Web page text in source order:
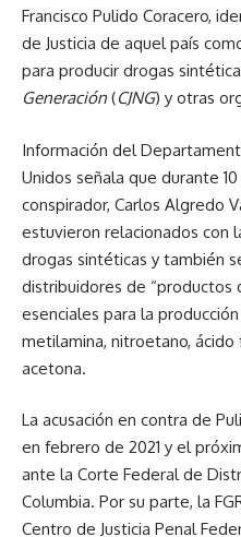
Francisco Pulido Coracero,
de Justicia de aquel país
para producir drogas
Generación (CJNG) y otras
Información del
Unidos señala que durante
conspirador, Carlos Algredo
estuvieron relacionados con
drogas sintéticas y también
distribuidores de “productos
esenciales para la
metilamina, nitroetano,
acetona.
La acusación en contra de
en febrero de 2021 y el
ante la Corte Federal de
Columbia. Por su parte, la
Centro de Justicia Penal